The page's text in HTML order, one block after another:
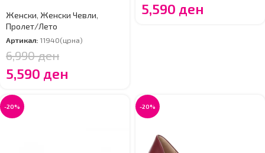
Женски, Женски Чевли,
Пролет/Лето
Артикал: 11940(црна)
6,990ден
5,590 ден
5,590 ден
-20% -20%